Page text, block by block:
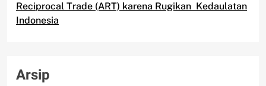
Reciprocal Trade (ART) karena Rugikan Kedaulatan
Indonesia
Arsip